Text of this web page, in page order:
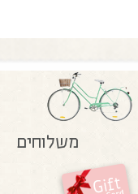
משלוחים